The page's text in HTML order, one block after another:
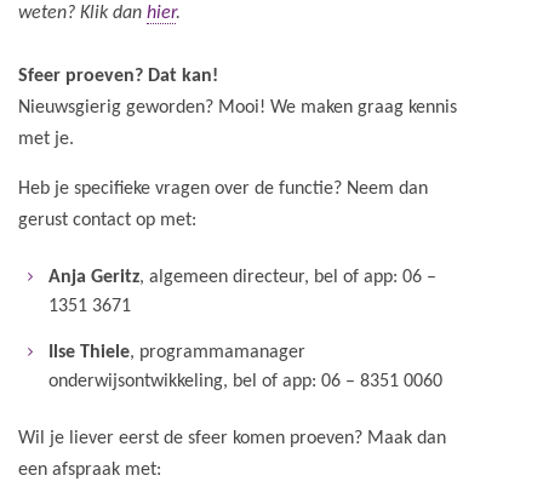
weten? Klik dan hier.
Sfeer proeven? Dat kan!
Nieuwsgierig geworden? Mooi! We maken graag kennis
met je.
Heb je specifieke vragen over de functie? Neem dan
gerust contact op met:
Anja Geritz, algemeen directeur, bel of app: 06 –
1351 3671
Ilse Thiele, programmamanager
onderwijsontwikkeling, bel of app: 06 – 8351 0060
Wil je liever eerst de sfeer komen proeven? Maak dan
een afspraak met: